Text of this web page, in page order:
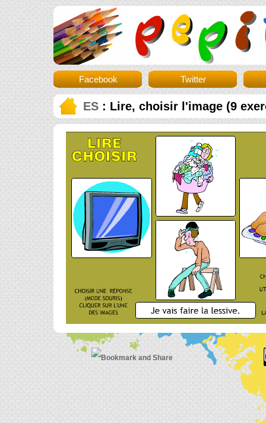
Facebook Twitter
ES : Lire, choisir l'image (9